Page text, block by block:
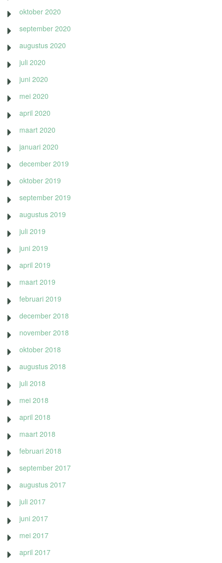
oktober 2020
september 2020
augustus 2020
juli 2020
juni 2020
mei 2020
april 2020
maart 2020
januari 2020
december 2019
oktober 2019
september 2019
augustus 2019
juli 2019
juni 2019
april 2019
maart 2019
februari 2019
december 2018
november 2018
oktober 2018
augustus 2018
juli 2018
mei 2018
april 2018
maart 2018
februari 2018
september 2017
augustus 2017
juli 2017
juni 2017
mei 2017
april 2017